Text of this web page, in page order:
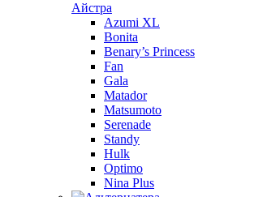
Айстра
Azumi XL
Bonita
Benary’s Princess
Fan
Gala
Matador
Matsumoto
Serenade
Standy
Hulk
Optimo
Nina Plus